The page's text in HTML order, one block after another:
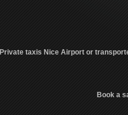
Private taxis Nice Airport or
Book a